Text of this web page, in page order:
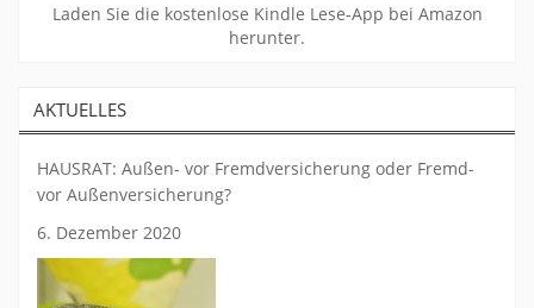
Laden Sie die kostenlose Kindle Lese-App bei Amazon
herunter.
AKTUELLES
HAUSRAT: Außen- vor Fremdversicherung oder Fremd-
vor Außenversicherung?
6. Dezember 2020